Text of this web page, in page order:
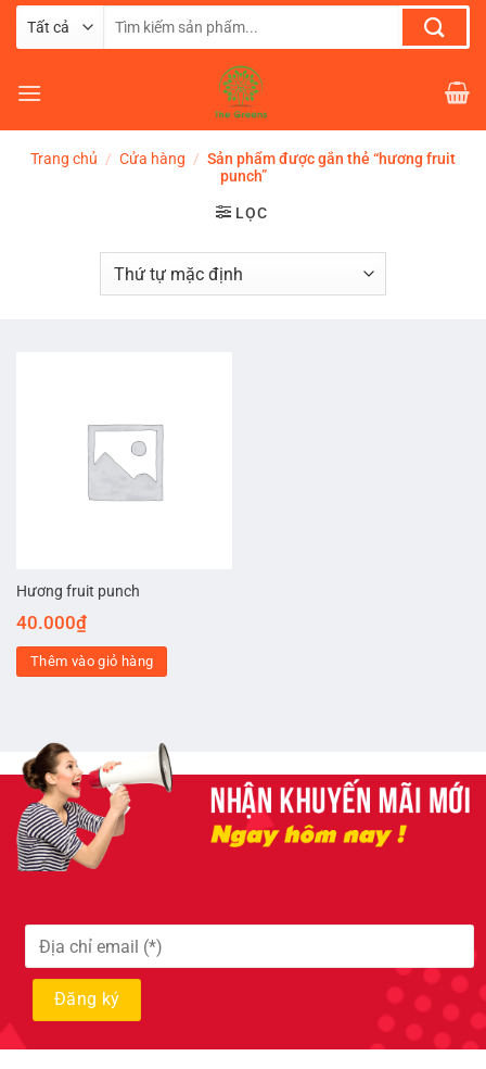
Chuyển
dung
Tìm
Trang chủ / Cửa hàng / Sản phẩm được gắn thẻ “hương fruit
punch”
LỌC
Hương fruit punch
40.000₫
Thêm vào giỏ hàng